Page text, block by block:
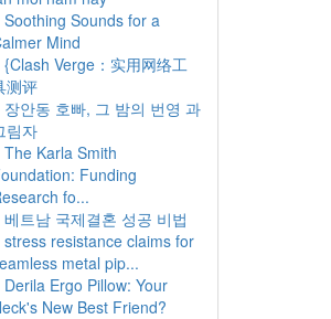
Soothing Sounds for a
Mind
{Clash Verge：实用网络工
测评
장안동 호빠, 그 밤의 번영 과
림자
The Karla Smith
Funding
fo...
베트남 국제결혼 성공 비법
stress resistance claims for
metal pip...
Derila Ergo Pillow: Your
New Best Friend?